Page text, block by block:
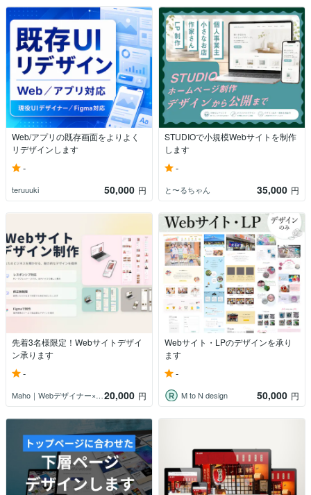
Web/アプリの既存画面をよりよく
リデザインします
-
teruuuki 50,000 円
STUDIOで小規模Webサイトを制作
します
-
と〜るちゃん 35,000 円
先着3名様限定！Webサイトデザイ
ン承ります
-
Maho｜Webデザイナー×Ns×ママ｜ 20,000 円
Webサイト・LPのデザインを承り
ます
-
M to N design 50,000 円